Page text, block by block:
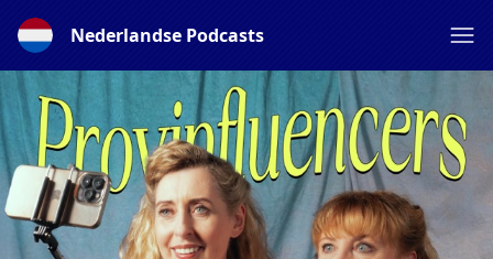
Nederlandse Podcasts